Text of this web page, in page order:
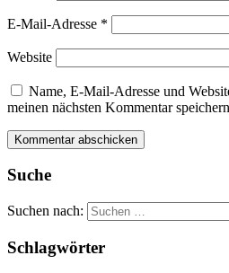
E-Mail-Adresse *
Website
Name, E-Mail-Adresse und
meinen nächsten Kommentar
Suche
Suchen nach:
Schlagwörter